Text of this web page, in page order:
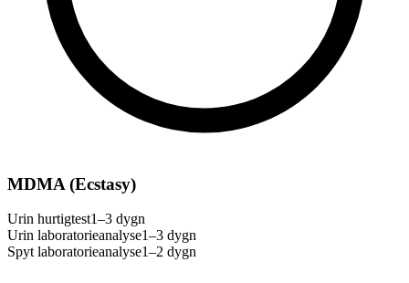
MDMA (Ecstasy)
Urin hurtigtest1–3 dygn
Urin laboratorieanalyse1–3 dygn
Spyt laboratorieanalyse1–2 dygn